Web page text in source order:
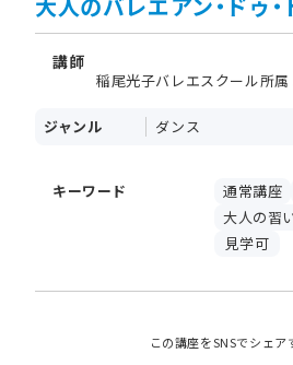
講師
稲尾光子バレエスクール所
ジャンル ダンス
キーワード 通常講座
大人の習
見学可
この講座をSNSでシェア